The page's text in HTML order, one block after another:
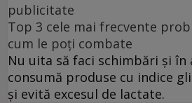
publicitate
Top 3 cele mai frecvente
cum le poți combate
Nu uita să faci schimbări și în
consumă produse cu indice
și evită excesul de lactate.